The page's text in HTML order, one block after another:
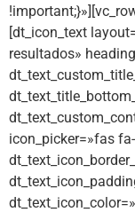
[dt_icon_text
resultados»
icon_picker=»fas